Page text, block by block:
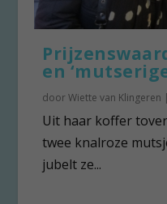
en
doorWiette van Klingeren |
Uit haar koffer
twee knalroze
jubelt ze...